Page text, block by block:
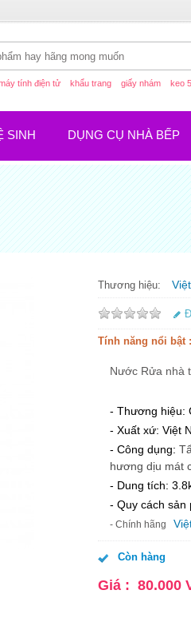
tính điện tử khẩu trang giấy nhám keo
SINH DỤNG CỤ NHÀ BẾP
Thương hiệu:
Tính năng nổi bật :
Nước Rửa nhà
- Thương hiệu:
- Xuất xứ: Việt
- Công dụng:
hương dịu mát
- Dung tích:
- Quy cách sản
- Chính hãng
Còn hàng
Giá : 80.000